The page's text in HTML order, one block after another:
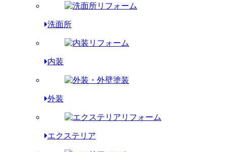
洗面所
内装
外装
エクステリア